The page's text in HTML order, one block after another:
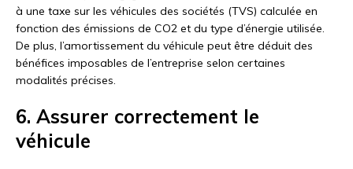
à une taxe sur les véhicules des sociétés (TVS) calculée en
fonction des émissions de CO2 et du type d’énergie utilisée.
De plus, l’amortissement du véhicule peut être déduit des
bénéfices imposables de l’entreprise selon certaines
modalités précises.
6. Assurer correctement le
véhicule